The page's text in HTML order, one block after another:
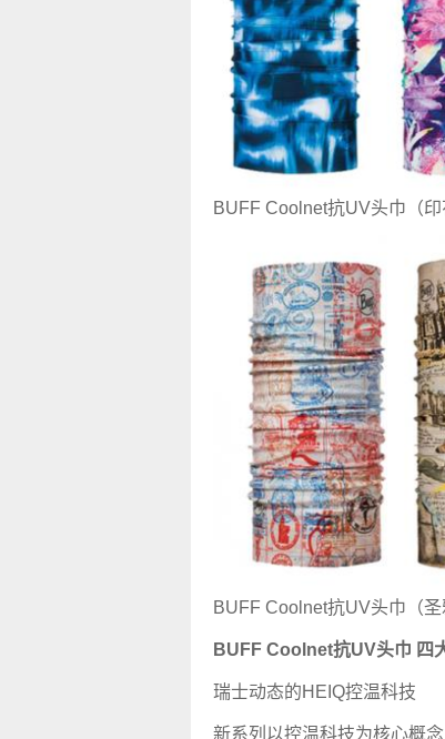
BUFF Coolnet抗UV头巾（印
BUFF Coolnet抗UV头巾（圣
BUFF Coolnet抗UV头巾 四
瑞士动态的HEIQ控温科技
新系列以控温科技为核心概